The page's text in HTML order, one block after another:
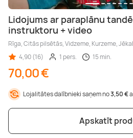
Lidojums ar paraplānu
instruktoru + video
Rīga, Citās pilsētās, Vidzeme, Kurzeme,
4,90 (16)
1 pers. 15 min.
70,00 €
Lojalitātes dalībnieki saņem no3,50 €
Apskatīt